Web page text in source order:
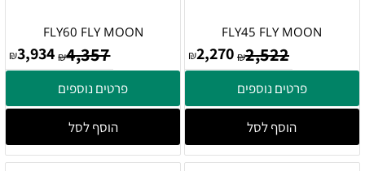
FLY45 FLY MOON
₪2,522
₪2,270
פרטים נוספים
הוסף לסל
FLY60 FLY MOON
₪4,357
₪3,934
פרטים נוספים
הוסף לסל